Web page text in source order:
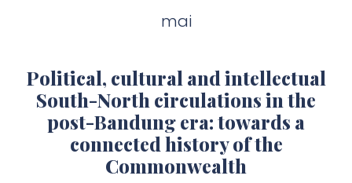
mai
Political, cultural and intellectual
South-North circulations in the
post-Bandung era: towards a
connected history of the
Commonwealth